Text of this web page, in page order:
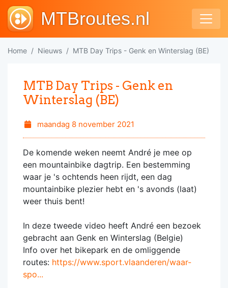
MTBroutes.nl
Home Nieuws MTB Day Trips - Genk en Winterslag (BE)
MTB Day Trips - Genk en
Winterslag (BE)
maandag 8 november 2021
De komende weken neemt André je mee op
een mountainbike dagtrip. Een bestemming
waar je 's ochtends heen rijdt, een dag
mountainbike plezier hebt en 's avonds (laat)
weer thuis bent!
In deze tweede video heeft André een bezoek
gebracht aan Genk en Winterslag (Belgie)
Info over het bikepark en de omliggende
routes: https://www.sport.vlaanderen/waar-
spo...